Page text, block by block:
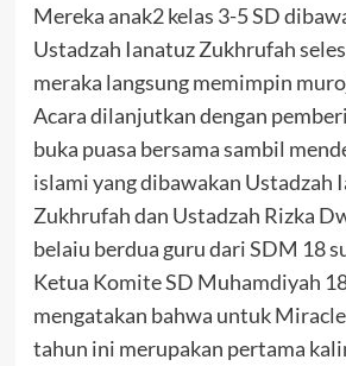
Mereka anak2 kelas 3-5 SD
Ustadzah Ianatuz Zukhrufah
meraka langsung memimpin
Acara dilanjutkan dengan
buka puasa bersama sambil
islami yang dibawakan Ustadzah
Zukhrufah dan Ustadzah Rizka
belaiu berdua guru dari SDM 18
Ketua Komite SD Muhamdiyah
mengatakan bahwa untuk
tahun ini merupakan pertama